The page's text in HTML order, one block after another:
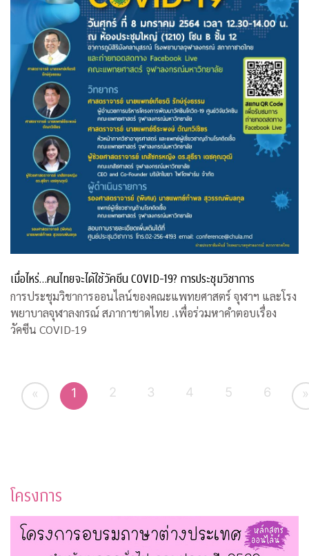
เมื่อไหร่…คนไทยจะได้ใช้วัคซีน COVID-19? การประชุมวิชาการ
การประชุมวิชาการออนไลน์ของคณะแพทยศาสตร์ จุฬาฯ และโรง
พยาบาลจุฬาลงกรณ์ สภากาชาดไทย .เพื่อร่วมหาคำตอบเรื่อง
วัคซีน COVID-19
« 1 2 3 4 5 6 »
โครงการ